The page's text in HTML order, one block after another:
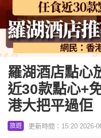
羅湖酒店點心
近30款點心+
港大把平過佢
旅遊 更新時間：15:20 2026-